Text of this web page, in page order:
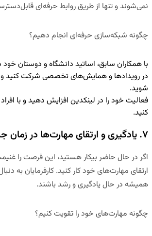
نمی‌شوند و تنها از طریق روابط حرفه‌ای
چگونه شبکه‌سازی حرفه‌ای انجام دهیم؟
با همکاران سابق، اساتید دانشگاه و دوستان خود
دررویدادها و همایش‌های تخصصیشرکت کنید و
شوید.
فعالیت خود را در لینکدین افزایش دهیدو با
کنید.
۷. یادگیری و ارتقای مهارت‌ها در زمان جستجوی شغل
اگر در حال حاضر بیکار هستید، این فرصت را
ارتقای مهارت‌های خود کار کنید. کارفرمایان به
همیشه در حال یادگیری و رشد باشند.
چگونه مهارت‌های خود را تقویت کنیم؟